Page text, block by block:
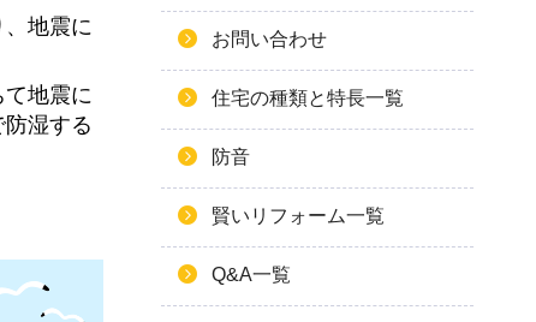
地震に
地震に
湿する
お問い合わせ
住宅の種類と特長一覧
防音
賢いリフォーム一覧
Q&A一覧